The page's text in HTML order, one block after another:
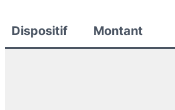
Dispositif Montant